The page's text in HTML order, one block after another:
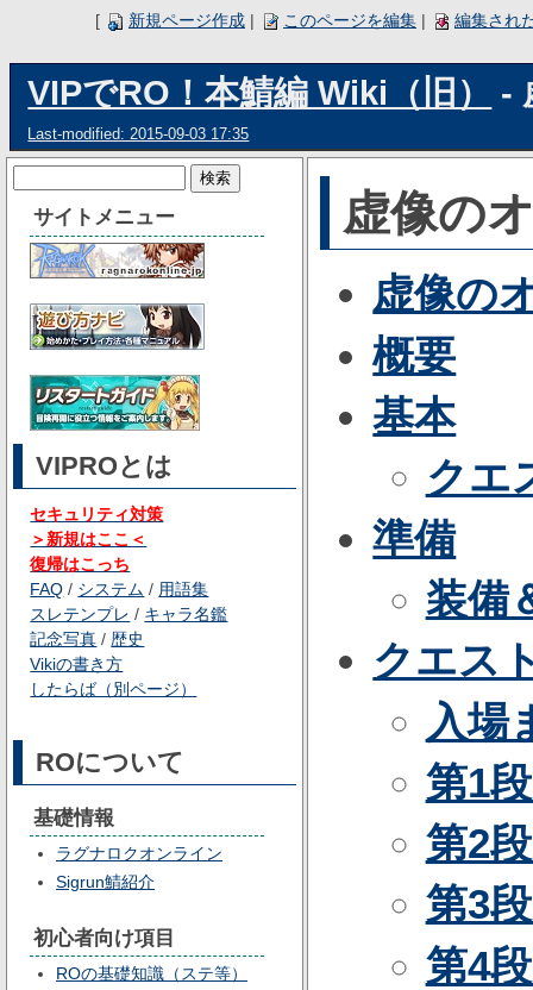
[ 新規ページ作成 | このページを編集 | 編集され
VIPでRO！本鯖編 Wiki（旧） -
Last-modified: 2015-09-03 17:35
サイトメニュー
VIPROとは
セキュリティ対策
＞新規はここ＜
復帰はこっち
FAQ / システム / 用語集
スレテンプレ / キャラ名鑑
記念写真 / 歴史
Vikiの書き方
したらば（別ページ）
ROについて
基礎情報
ラグナロクオンライン
Sigrun鯖紹介
初心者向け項目
ROの基礎知識（ステ等）
虚像の
虚像の
概要
基本
クエ
準備
装備
クエス
入場
第1
第2
第3
第4